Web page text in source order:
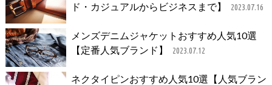
ド・カジュアルからビジネスまで】
2023.07.16
メンズデニムジャケットおすすめ人気10選
【定番人気ブランド】
2023.07.12
ネクタイピンおすすめ人気10選【人気ブラン